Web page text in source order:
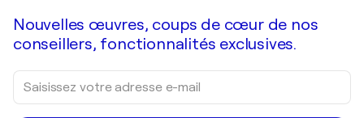
Nouvelles œuvres, coups de cœur de nos
conseillers, fonctionnalités exclusives.